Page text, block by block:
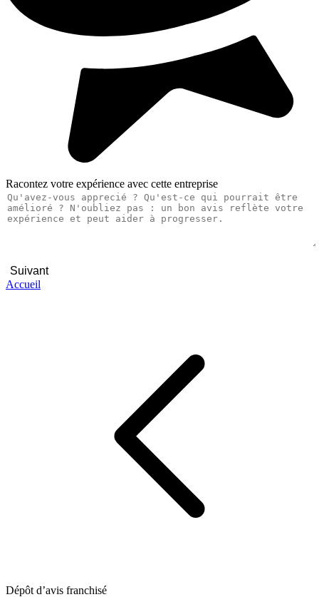
Racontez votre expérience avec cette entreprise
Suivant
Accueil
Dépôt d’avis franchisé